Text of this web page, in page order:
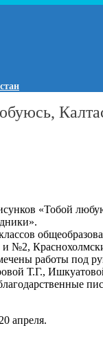
«Тобой
и №2,
работы
Т.Г.,
апреля.